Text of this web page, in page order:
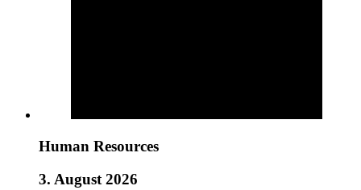
Human Resources
3. August 2026